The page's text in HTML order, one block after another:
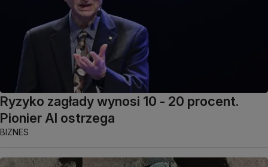
Ryzyko zagłady wynosi 10 - 20 procent.
Pionier AI ostrzega
BIZNES